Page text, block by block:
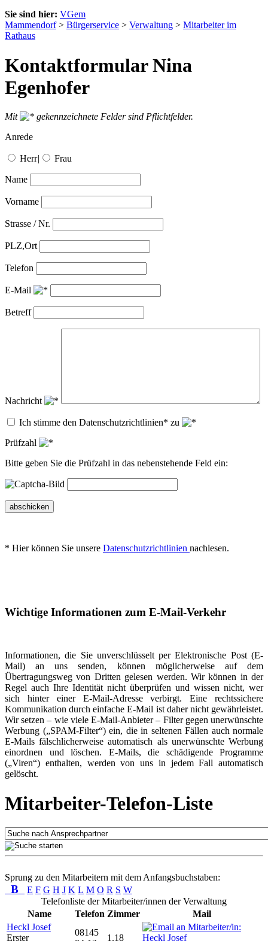
Sie sind hier: VGem
Mammendorf> Bürgerservice > Verwaltung > Mitarbeiter im
Rathaus
Kontaktformular Nina
Egenhofer
Mit
gekennzeichnete Felder sind Pflichtfelder.
Anrede
Herr| Frau
Name
Vorname
Strasse / Nr.
PLZ,Ort
Telefon
E-Mail
Betreff
Nachricht
Ich stimme den Datenschutzrichtlinien* zu
Prüfzahl
Bitte geben Sie die Prüfzahl in das nebenstehende Feld ein:
abschicken
* Hier können Sie unsere Datenschutzrichtlinien nachlesen.
Wichtige Informationen zum E-Mail-Verkehr
Informationen, die Sie unverschlüsselt per Elektronische Post (E-
Mail) an uns senden, können möglicherweise auf dem
Übertragungsweg von Dritten gelesen werden. Wir können in der
Regel auch Ihre Identität nicht überprüfen und wissen nicht, wer
sich hinter einer E-Mail-Adresse verbirgt. Eine rechtssichere
Kommunikation durch einfache E-Mail ist daher nicht gewährleistet.
Wir setzen – wie viele E-Mail-Anbieter – Filter gegen unerwünschte
Werbung („SPAM-Filter“) ein, die in seltenen Fällen auch normale
E-Mails fälschlicherweise automatisch als unerwünschte Werbung
einordnen und löschen. E-Mails, die schädigende Programme
(„Viren“) enthalten, werden von uns in jedem Fall automatisch
gelöscht.
Mitarbeiter-Telefon-Liste
Sprung zu den Mitarbeitern mit dem Anfangsbuchstaben:
B E F G H J K L M O R S W
Telefonliste der Mitarbeiter/innen der Verwaltung
Name
Telefon Zimmer
Mail
Heckl Josef
Erster
08145
1.18